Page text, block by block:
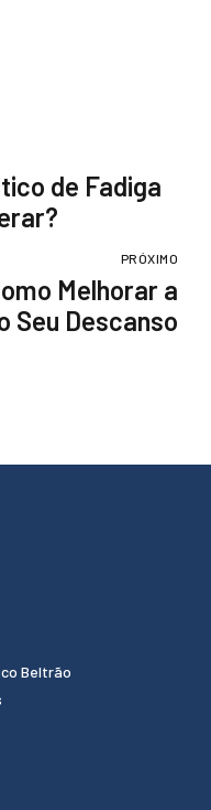
de Fadiga
PRÓXIMO
Melhorar a
Seu Descanso
Beltrão